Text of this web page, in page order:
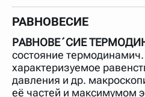
РАВНОВЕСИЕ
РАВНОВЕ´СИЕ
состояние
характеризуемое
давления и др.
её частей и максимумом